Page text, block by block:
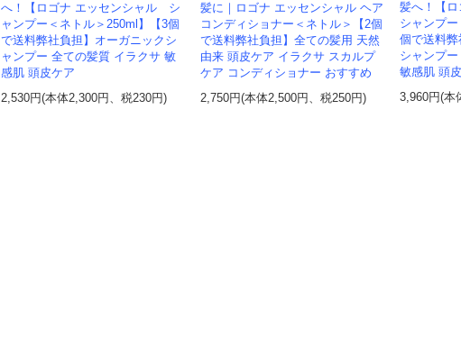
へ！【ロゴナ エッセンシャル シ
ャンプー＜ネトル＞250ml】【3個
で送料弊社負担】オーガニックシ
ャンプー 全ての髪質 イラクサ 敏
感肌 頭皮ケア
2,530円(本体2,300円、税230円)
髪に｜ロゴナ エッセンシャル ヘア
コンディショナー＜ネトル＞【2個
で送料弊社負担】全ての髪用 天然
由来 頭皮ケア イラクサ スカルプ
ケア コンディショナー おすすめ
2,750円(本体2,500円、税250円)
髪へ！【
シャンプ
個で送料弊
シャンプ
敏感肌 頭
3,960円(本